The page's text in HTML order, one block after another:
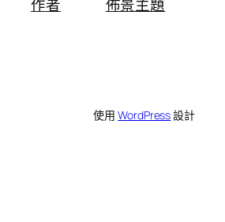
作者
佈景主題
使用WordPress設計